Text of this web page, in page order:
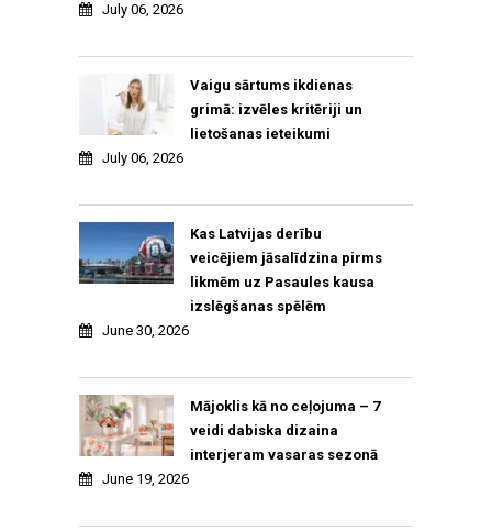
July 06, 2026
Vaigu sārtums ikdienas
grimā: izvēles kritēriji un
lietošanas ieteikumi
July 06, 2026
Kas Latvijas derību
veicējiem jāsalīdzina pirms
likmēm uz Pasaules kausa
izslēgšanas spēlēm
June 30, 2026
Mājoklis kā no ceļojuma – 7
veidi dabiska dizaina
interjeram vasaras sezonā
June 19, 2026